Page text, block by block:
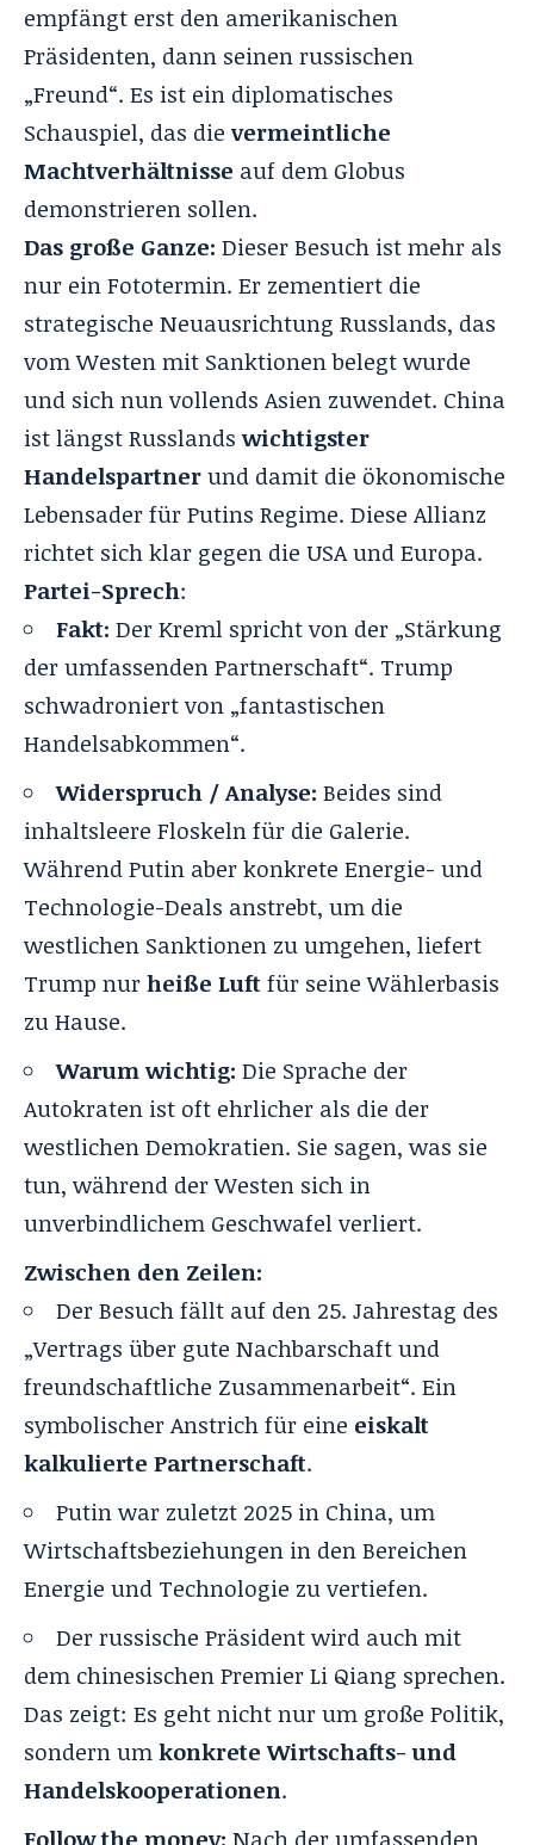
empfängt erst den amerikanischen
Präsidenten, dann seinen russischen
„Freund“. Es ist ein diplomatisches
Schauspiel, das dievermeintliche
Machtverhältnisse auf dem Globus
demonstrieren sollen.
Das große Ganze: Dieser Besuch ist mehr als
nur ein Fototermin. Er zementiert die
strategische Neuausrichtung Russlands, das
vom Westen mit Sanktionen belegt wurde
und sich nun vollends Asien zuwendet. China
ist längst Russlandswichtigster
Handelspartnerund damit die ökonomische
Lebensader für Putins Regime. Diese Allianz
richtet sich klar gegen die USA und Europa.
Partei-Sprech:
Fakt: Der Kreml spricht von der „Stärkung
der umfassenden Partnerschaft“. Trump
schwadroniert von „fantastischen
Handelsabkommen“.
Widerspruch / Analyse: Beides sind
inhaltsleere Floskeln für die Galerie.
Während Putin aber konkrete Energie- und
Technologie-Deals anstrebt, um die
westlichen Sanktionen zu umgehen, liefert
Trump nurheiße Luftfür seine Wählerbasis
zu Hause.
Warum wichtig: Die Sprache der
Autokraten ist oft ehrlicher als die der
westlichen Demokratien. Sie sagen, was sie
tun, während der Westen sich in
unverbindlichem Geschwafel verliert.
Zwischen den Zeilen:
Der Besuch fällt auf den 25. Jahrestag des
„Vertrags über gute Nachbarschaft und
freundschaftliche Zusammenarbeit“. Ein
symbolischer Anstrich für eine eiskalt
kalkulierte Partnerschaft.
Putin war zuletzt 2025 in China, um
Wirtschaftsbeziehungen in den Bereichen
Energie und Technologie zu vertiefen.
Der russische Präsident wird auch mit
dem chinesischen Premier Li Qiang sprechen.
Das zeigt: Es geht nicht nur um große Politik,
sondern umkonkrete Wirtschafts- und
Handelskooperationen.
Follow the money: Nach der umfassenden